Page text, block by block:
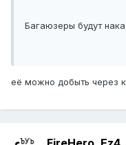
Багаюзеры будут
её можно добыть через